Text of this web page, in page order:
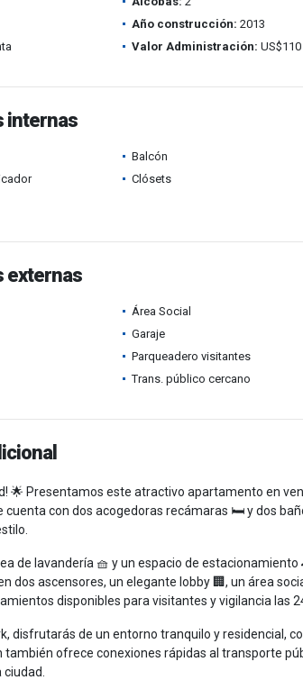
Año construcción: 2013
Valor Administración: US$110
internas
Balcón
Clósets
externas
Área Social
Garaje
Parqueadero visitantes
Trans. público cercano
🌟 Presentamos este atractivo apartamento en
cuenta con dos acogedoras recámaras 🛏️ y dos
de lavandería 🧺 y un espacio de
dos ascensores, un elegante lobby 🏢, un área
disponibles para visitantes y vigilancia las
disfrutarás de un entorno tranquilo y residencial,
también ofrece conexiones rápidas al transporte